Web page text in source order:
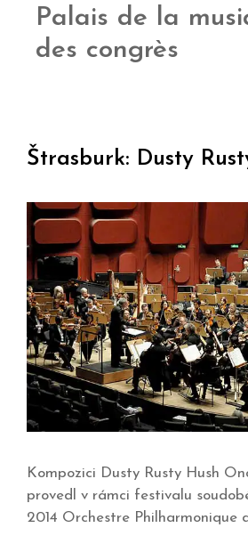
Palais de la
des congrès
Štrasburk: Dusty
Kompozici Dusty Rusty Hush
provedl v rámci festivalu
2014 Orchestre Philharmonique